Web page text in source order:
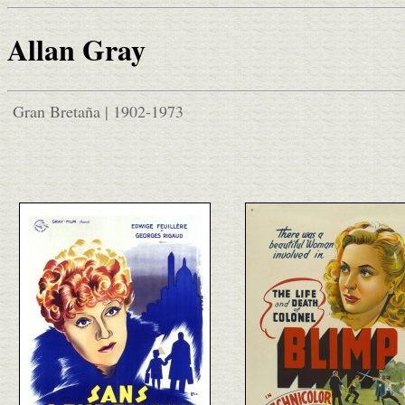
Allan Gray
Gran Bretaña | 1902-1973